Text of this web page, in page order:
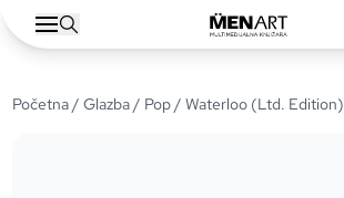
Početna/Glazba/ Pop/ Waterloo (Ltd. Edition)